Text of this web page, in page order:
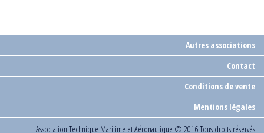
Autres associations
Contact
Conditions de vente
Mentions légales
Association Technique Maritime et Aéronautique © 2016 Tous droits réservés